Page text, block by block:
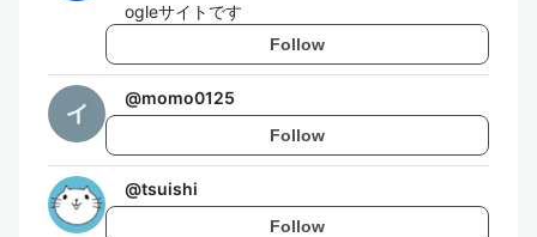
ogleサイトです
Follow
@momo0125
Follow
@tsuishi
Follow